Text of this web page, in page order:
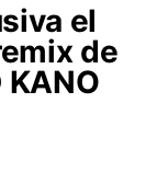
el
de
KANO